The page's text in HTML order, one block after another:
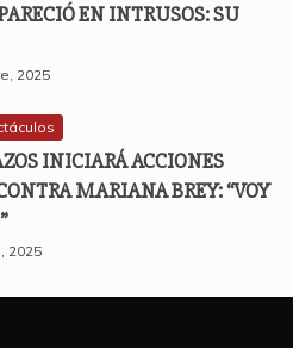
EN INTRUSOS: SU
2025
INICIARÁ ACCIONES
MARIANA BREY: “VOY
2025